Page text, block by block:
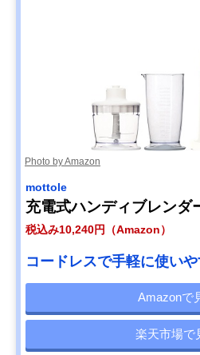
Photo by Amazon
mottole
充電式ハンディブレンダ
税込み10,240円（Amazon）
コードレスで手軽に使い
Amazonで
楽天市場で